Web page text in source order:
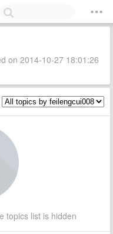
on 2014-10-27 18:01:26
topics list is hidden